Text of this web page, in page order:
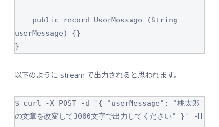
userMessage) {}
以下のように stream で出力されると思われます。
$ curl -X POST -d '{ "userMessage": "桃太郎
の文章を改変して3000文字で出力してください" }' -H